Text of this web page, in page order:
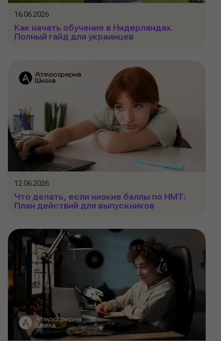
16.06.2026
Как начать обучение в Нидерландах.
Полный гайд для украинцев
12.06.2026
Что делать, если низкие баллы по НМТ:
План действий для выпускников